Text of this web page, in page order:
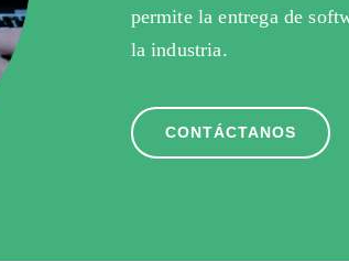
permite la entrega de
la industria.
CONTÁCTANOS